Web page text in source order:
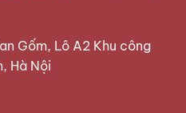
Gốm, Lô A2 Khu công
Hà Nội